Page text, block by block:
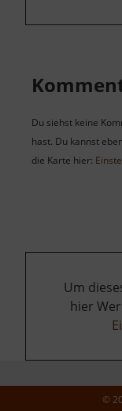
Du siehst keine
hast. Du kannst
die Karte hier:
Um
hier
©